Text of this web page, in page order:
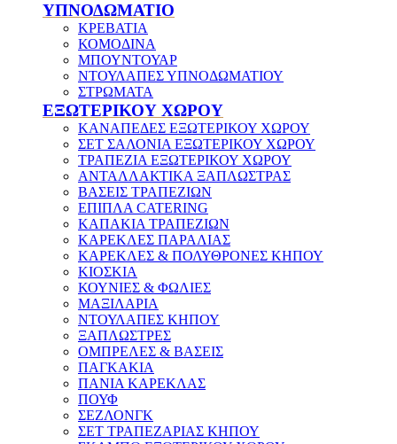
ΥΠΝΟΔΩΜΑΤΙΟ
ΚΡΕΒΑΤΙΑ
ΚΟΜΟΔΙΝΑ
ΜΠΟΥΝΤΟΥΑΡ
ΝΤΟΥΛΑΠΕΣ ΥΠΝΟΔΩΜΑΤΙΟΥ
ΣΤΡΩΜΑΤΑ
ΕΞΩΤΕΡΙΚΟΥ ΧΩΡΟΥ
ΚΑΝΑΠΕΔΕΣ ΕΞΩΤΕΡΙΚΟΥ ΧΩΡΟΥ
ΣΕΤ ΣΑΛΟΝΙΑ ΕΞΩΤΕΡΙΚΟΥ ΧΩΡΟΥ
ΤΡΑΠΕΖΙΑ ΕΞΩΤΕΡΙΚΟΥ ΧΩΡΟΥ
ΑΝΤΑΛΛΑΚΤΙΚΑ ΞΑΠΛΩΣΤΡΑΣ
ΒΑΣΕΙΣ ΤΡΑΠΕΖΙΩΝ
ΕΠΙΠΛΑ CATERING
ΚΑΠΑΚΙΑ ΤΡΑΠΕΖΙΩΝ
ΚΑΡΕΚΛΕΣ ΠΑΡΑΛΙΑΣ
ΚΑΡΕΚΛΕΣ & ΠΟΛΥΘΡΟΝΕΣ ΚΗΠΟΥ
ΚΙΟΣΚΙΑ
ΚΟΥΝΙΕΣ & ΦΩΛΙΕΣ
ΜΑΞΙΛΑΡΙΑ
ΝΤΟΥΛΑΠΕΣ ΚΗΠΟΥ
ΞΑΠΛΩΣΤΡΕΣ
ΟΜΠΡΕΛΕΣ & ΒΑΣΕΙΣ
ΠΑΓΚΑΚΙΑ
ΠΑΝΙΑ ΚΑΡΕΚΛΑΣ
ΠΟΥΦ
ΣΕΖΛΟΝΓΚ
ΣΕΤ ΤΡΑΠΕΖΑΡΙΑΣ ΚΗΠΟΥ